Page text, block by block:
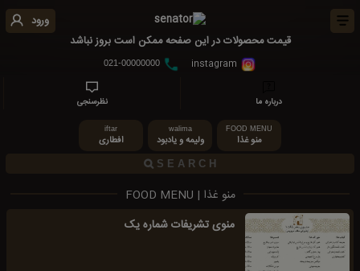
ورود
قیمت محصولات در این صفحه ممکن است بروز نباشد
021-00000000
درباره ما نظرسنجی
FOOD MENU
منو غذا
walima
ولیمه و یادبود
iftar
افطاری
منو غذا | FOOD MENU
منوی تشریفات شماره یک